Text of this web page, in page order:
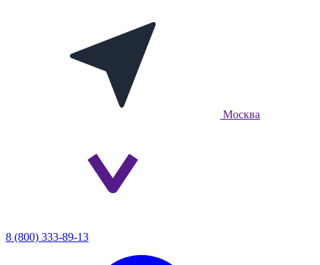
Москва
8 (800) 333-89-13